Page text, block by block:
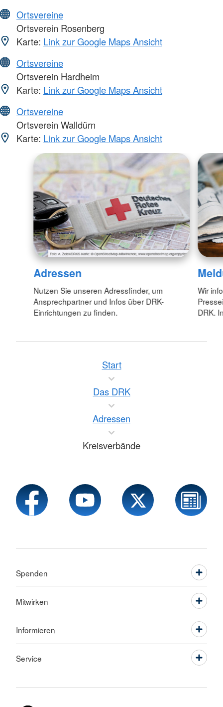
Ortsvereine
Ortsverein Rosenberg
Karte: Link zur Google Maps Ansicht
Ortsvereine
Ortsverein Hardheim
Karte: Link zur Google Maps Ansicht
Ortsvereine
Ortsverein Walldürn
Karte: Link zur Google Maps Ansicht
Adressen
Nutzen Sie unseren Adressfinder, um
Ansprechpartner und Infos über DRK-
Einrichtungen zu finden.
Wir
DRK.
Start
Das DRK
Adressen
Kreisverbände
Spenden
Mitwirken
Informieren
Service